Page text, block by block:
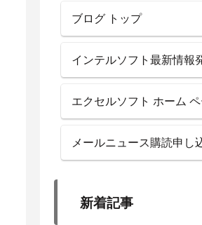
ブログ トップ
インテルソフト最新情報
エクセルソフト ホーム
メールニュース購読申し
新着記事